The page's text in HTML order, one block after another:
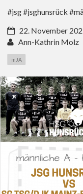
#jsg #jsghunsrück
22. November
Ann-Kathrin Molz
mJA